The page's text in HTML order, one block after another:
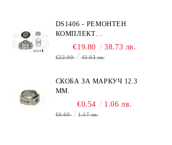
MOLEX
DS1406 - РЕМОНТЕН
КОМПЛЕКТ
МОНОИНЖЕКЦИОН TBI EFI
OPEL GM
€19.80 38.73 лв.
€22.00 43.03 лв.
СКОБА ЗА МАРКУЧ 12.3
MM.
€0.54 1.06 лв.
€0.60 1.17 лв.